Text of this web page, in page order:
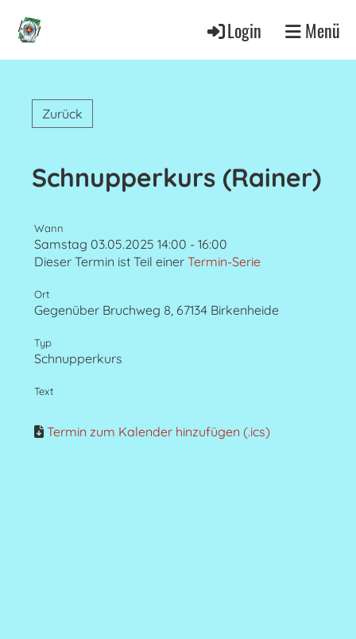
Login Menü
Zurück
Schnupperkurs (Rainer)
Wann
Samstag 03.05.2025 14:00 - 16:00
Dieser Termin ist Teil einer Termin-Serie
Ort
Gegenüber Bruchweg 8, 67134 Birkenheide
Typ
Schnupperkurs
Text
Termin zum Kalender hinzufügen (.ics)